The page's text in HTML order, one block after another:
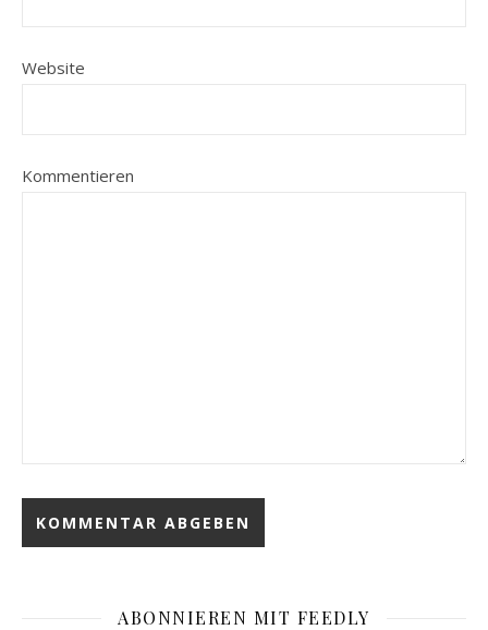
Website
Kommentieren
ABONNIEREN MIT FEEDLY